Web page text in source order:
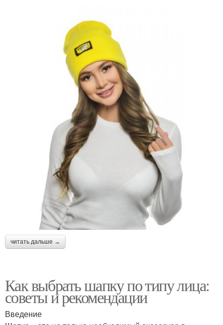
читать дальше →
Как выбрать шапку по типу лица:
советы и рекомендации
Введение